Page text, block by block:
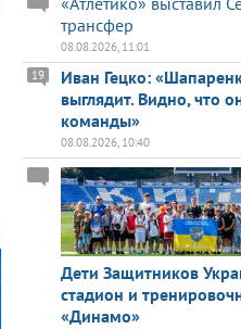
трансфер
08.08.2026, 11:01
Иван Гецко:
выглядит. Видно, что
команды»
19
08.08.2026, 10:40
Дети Защитников
стадион и
«Динамо»